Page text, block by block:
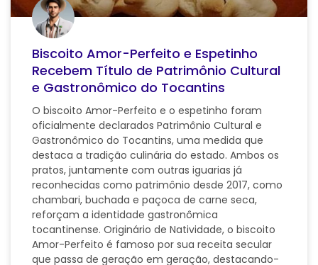
Biscoito Amor-Perfeito e Espetinho
Recebem Título de Patrimônio Cultural
e Gastronômico do Tocantins
O biscoito Amor-Perfeito e o espetinho foram
oficialmente declarados Patrimônio Cultural e
Gastronômico do Tocantins, uma medida que
destaca a tradição culinária do estado. Ambos os
pratos, juntamente com outras iguarias já
reconhecidas como patrimônio desde 2017, como
chambari, buchada e paçoca de carne seca,
reforçam a identidade gastronômica
tocantinense. Originário de Natividade, o biscoito
Amor-Perfeito é famoso por sua receita secular
que passa de geração em geração, destacando-